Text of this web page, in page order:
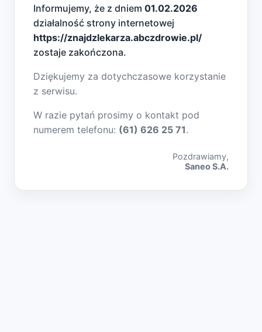
Informujemy, że z dniem 01.02.2026
działalność strony internetowej
https://znajdzlekarza.abczdrowie.pl/
zostaje zakończona.
Dziękujemy za dotychczasowe korzystanie
z serwisu.
W razie pytań prosimy o kontakt pod
numerem telefonu: (61) 626 25 71.
Pozdrawiamy,
Saneo S.A.